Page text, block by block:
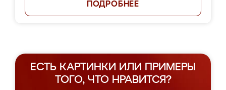
ПОДРОБНЕЕ
ЕСТЬ КАРТИНКИ ИЛИ ПРИМЕРЫ
ТОГО, ЧТО НРАВИТСЯ?